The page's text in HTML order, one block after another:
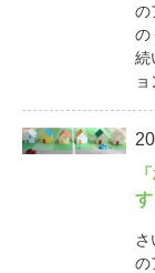
の
の
続
さ
の